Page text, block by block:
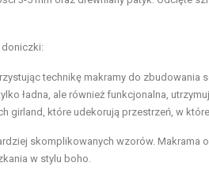
doniczki:
technikę makramy do zbudowania
ładna, ale również funkcjonalna,
girland, które udekorują przestrzeń, w
skomplikowanych wzorów. Makrama
w stylu boho.